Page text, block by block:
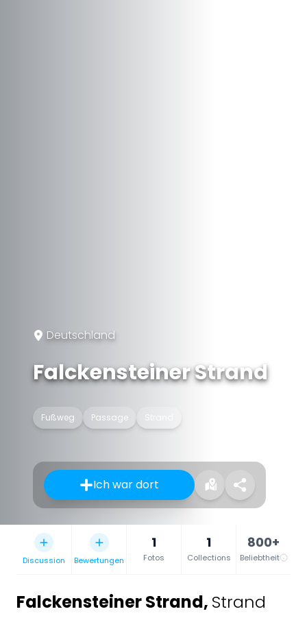
Deutschland
Falckensteiner Strand
Fußweg Passage Strand
Ich war dort
Discussion Bewertungen
1
Fotos
1
Collections
800+
Beliebtheit
Falckensteiner Strand, Strand